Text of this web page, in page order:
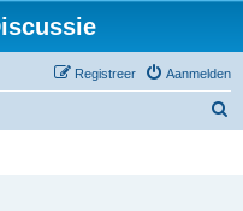
Aanmelden
Registreer